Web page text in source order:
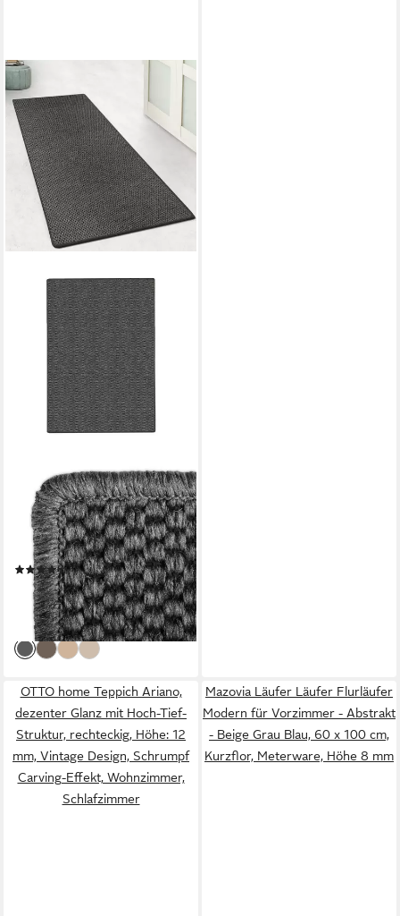
FLOORDIREKT
Läufer Kalkutta, robuste &
strapazierfähige Sisal-
Naturfaser, Rutschfest,
rechteckig, Höhe: 5 mm, Sisal
Teppichläufer in Boho-Style
für alle Räume - verschiedene
Größen
(212)
ab 22,99 € UVP29,99 €
-23%
lieferbar - in 3-4 Werktagen bei dir
OTTO home Teppich Ariano,
dezenter Glanz mit Hoch-Tief-
Struktur, rechteckig, Höhe: 12
mm, Vintage Design, Schrumpf
Carving-Effekt, Wohnzimmer,
Schlafzimmer
Mazovia Läufer Läufer Flurläufer
Modern für Vorzimmer - Abstrakt
- Beige Grau Blau, 60 x 100 cm,
Kurzflor, Meterware, Höhe 8 mm